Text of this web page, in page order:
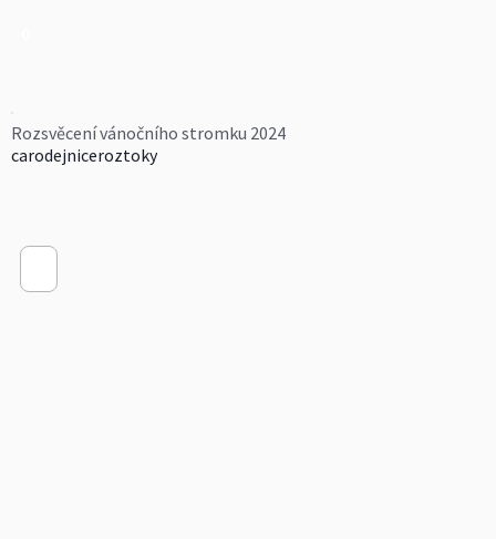
Rozsvěcení vánočního stromku 2024
carodejniceroztoky